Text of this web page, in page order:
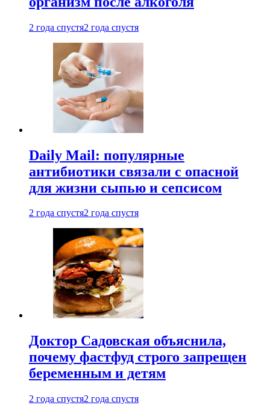
2 года спустя2 года спустя
Daily Mail: популярные
антибиотики связали с опасной
для жизни сыпью и сепсисом
2 года спустя2 года спустя
Доктор Садовская объяснила,
почему фастфуд строго запрещен
беременным и детям
2 года спустя2 года спустя